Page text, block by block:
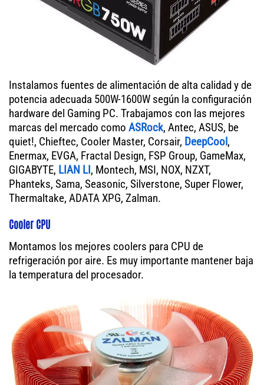
Instalamos fuentes de alimentación de alta calidad y de
potencia adecuada 500W-1600W según la configuración
hardware del Gaming PC. Trabajamos con las mejores
marcas del mercado como ASRock, Antec, ASUS, be
quiet!, Chieftec, Cooler Master, Corsair, DeepCool,
Enermax, EVGA, Fractal Design, FSP Group, GameMax,
GIGABYTE, LIAN LI, Montech, MSI, NOX, NZXT,
Phanteks, Sama, Seasonic, Silverstone, Super Flower,
Thermaltake, ADATA XPG, Zalman.
Cooler CPU
Montamos los mejores coolers para CPU de
refrigeración por aire. Es muy importante mantener baja
la temperatura del procesador.